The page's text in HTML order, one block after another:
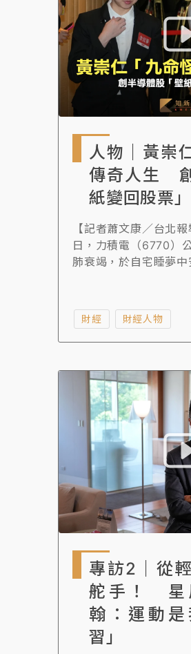
人物｜黃崇
傳奇人生
紙變回股票
【記者蕭文康／台北
日，力積電（6770）
肺衰竭，於自宅睡夢
歷經DRAM榮枯、千億
再上市，創下半導體
蹟，寫下台灣資本市
財經 財經人物
專訪2｜從
舵手！ 星
翰：運動
習」